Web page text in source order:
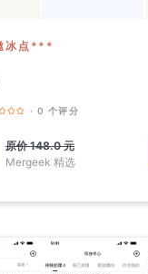
冰点***
· 0 个评分
原价148.0 元
Mergeek 精选